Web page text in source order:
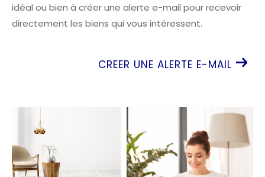
idéal ou bien à créer une alerte e-mail pour recevoir
directement les biens qui vous intéressent.
CREER UNE ALERTE E-MAIL